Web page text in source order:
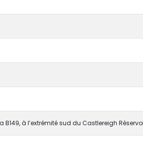
à l’extrémité sud du Castlereigh